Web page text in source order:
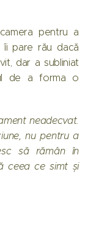
pentru a
îi pare rău dacă
dar a subliniat
de a forma o
neadecvat.
nu pentru a
să rămân în
ceea ce simt și